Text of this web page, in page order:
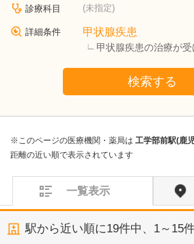
診療科目 (未指定)
詳細条件 甲状腺疾患
甲状腺疾患の治療が
検索する
※このページの医療機関・薬局は 工学部前駅(鹿
距離の近い順で表示されています
一覧表示
駅から近い順に19件中、 1～15